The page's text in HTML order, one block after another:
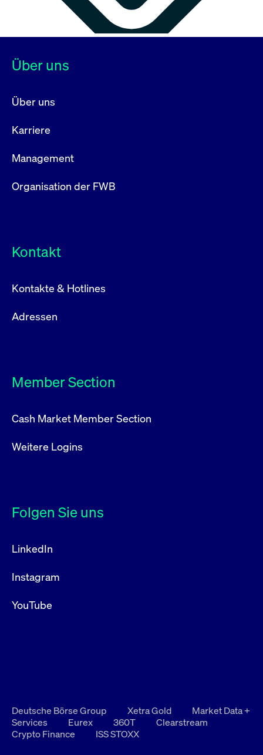
Über uns
Über uns
Karriere
Management
Organisation der FWB
Kontakt
Kontakte & Hotlines
Adressen
Member Section
Cash Market Member Section
Weitere Logins
Folgen Sie uns
LinkedIn
Instagram
YouTube
Deutsche Börse Group Xetra Gold
Market Data +
Services
Eurex 360T
Clearstream
Crypto Finance
ISS STOXX